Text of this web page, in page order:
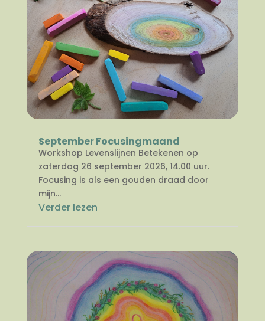
September Focusingmaand
Workshop Levenslijnen Betekenen op
zaterdag 26 september 2026, 14.00 uur.
Focusing is als een gouden draad door
mijn...
Verder lezen